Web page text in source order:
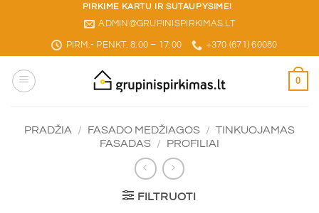
PIRKIME KARTU IR SUTAUPYSIME!
ADMIN@GRUPINISPIRKIMAS.LT
PIRM.- PENKT. 8:00 – 17:00 +370 (671) 60080
0
PRADŽIA / FASADO MEDŽIAGOS / TINKUOJAMAS
FASADAS / PROFILIAI
FILTRUOTI